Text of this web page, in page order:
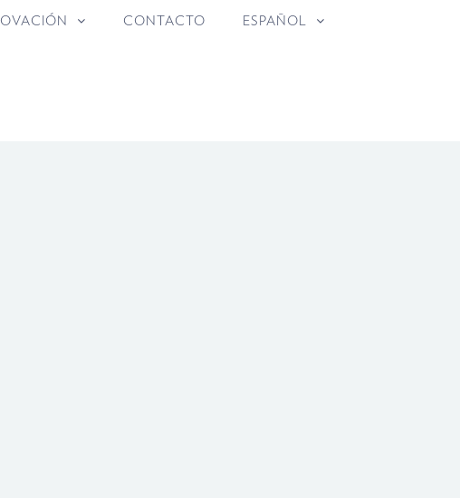
CONTACTO ESPAÑOL